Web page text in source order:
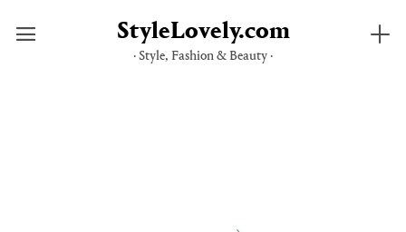
StyleLovely.com
· Style, Fashion & Beauty ·